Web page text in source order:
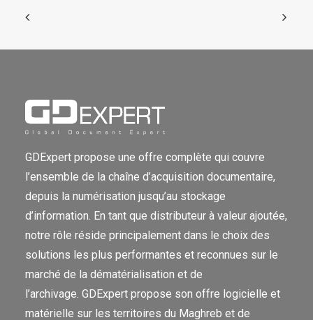
GDExpert propose une offre complète qui couvre
l’ensemble de la chaîne d’acquisition documentaire,
depuis la numérisation jusqu’au stockage
d’information. En tant que distributeur à valeur ajoutée,
notre rôle réside principalement dans le choix des
solutions les plus performantes et reconnues sur le
marché de la dématérialisation et de
l’archivage. GDExpert propose son offre logicielle et
matérielle sur les territoires du Maghreb et de